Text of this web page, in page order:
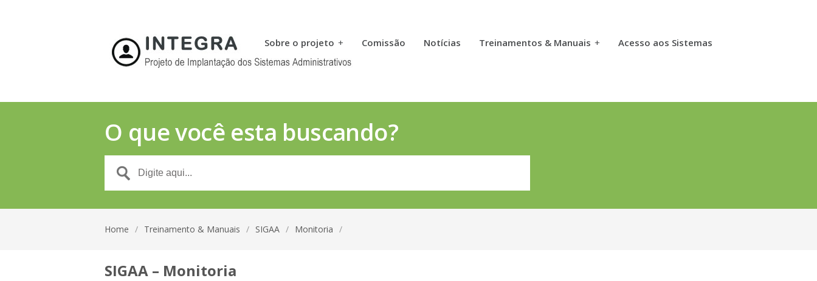
Sobre o projeto + Comissão Notícias Treinamentos & Manuais + Acesso aos Sistemas
O que você esta buscando?
Home / Treinamento & Manuais / SIGAA / Monitoria /
SIGAA – Monitoria